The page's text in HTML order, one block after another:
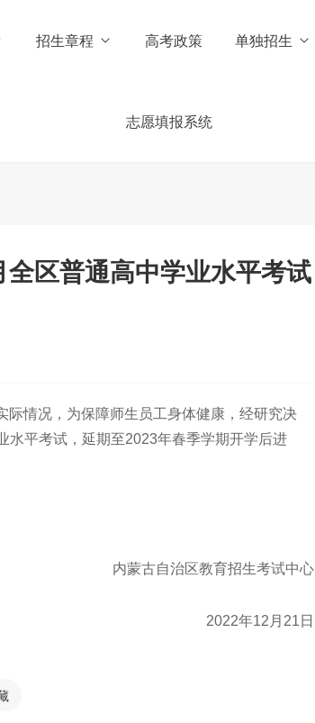
招生章程 高考政策 单独招生
志愿填报系统
区普通高中学业水平考试
情况，为保障师生员工身体健康，经研究决
水平考试，延期至2023年春季学期开学后进
内蒙古自治区教育招生考试中心
2022年12月21日